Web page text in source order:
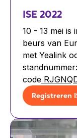
ISE 2022
10 - 13 mei is
beurs van
met Yealink
code
Registreren